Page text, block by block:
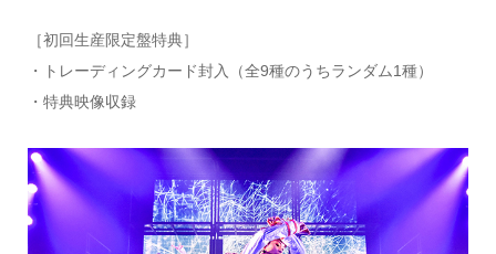
［初回生産限定盤特典］
・トレーディングカード封入（全9種のうちランダム1種）
・特典映像収録